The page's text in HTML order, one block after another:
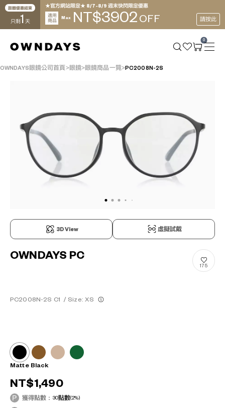
距離優惠結束
只剩1 天
★官方網站限定★ 8/7~8/9 週末快閃限定優惠
適用
商品
Max NT$3902 OFF 請按此
0
OWNDAYS眼鏡公司首頁 眼鏡 眼鏡商品一覽 PC2008N-2S
3D View 虛擬試戴
OWNDAYS PC
PC2008N-2S C1 / Size: XS
175
Matte Black
NT$1,490
獲得點數： 30點數(2%)